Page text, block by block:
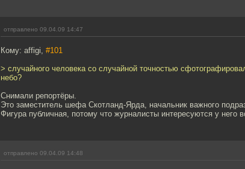
отправлено 09.04.09 14:47
Кому: affigi, #101
> случайного человека со случайной точностью
небо?
Снимали репортёры.
Это заместитель шефа Скотланд-Ярда, начальник важного
Фигура публичная, потому что журналисты интересуются у него
отправлено 09.04.09 14:48